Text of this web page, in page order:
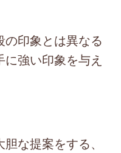
印象とは異なる
強い印象を与え
な提案をする、